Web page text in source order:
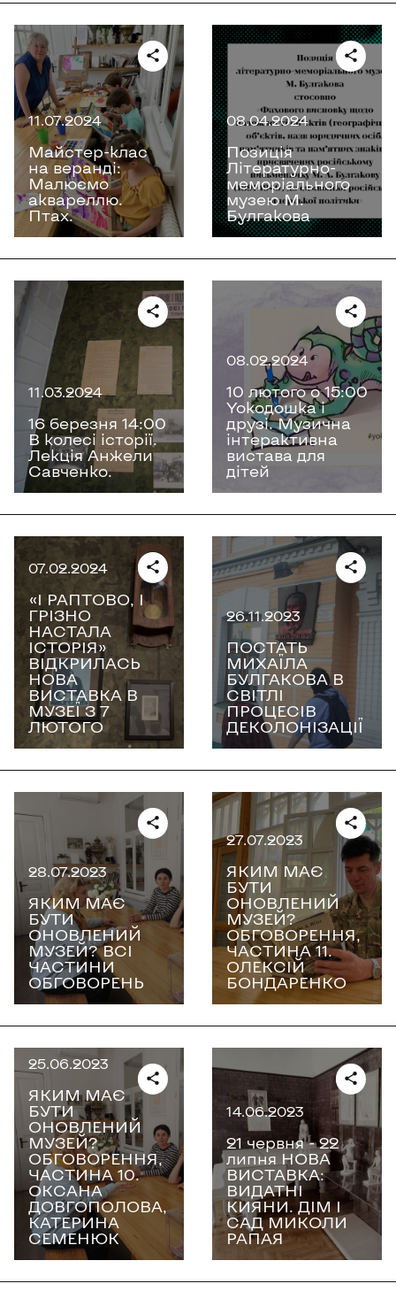
11.07.2024
Майстер-клас
на веранді:
Малюємо
аквареллю.
Птах.
08.04.2024
Позиція
Літературно-
меморіального
музею М.
Булгакова
11.03.2024
16 березня 14:00
В колесі історії.
Лекція Анжели
Савченко.
08.02.2024
10 лютого о 15:00
Yokoдошка і
друзі. Музична
інтерактивна
вистава для
дітей
07.02.2024
«І РАПТОВО, І
ГРІЗНО
НАСТАЛА
ІСТОРІЯ»
ВІДКРИЛАСЬ
НОВА
ВИСТАВКА В
МУЗЕЇ З 7
ЛЮТОГО
26.11.2023
ПОСТАТЬ
МИХАЇЛА
БУЛГАКОВА В
СВІТЛІ
ПРОЦЕСІВ
ДЕКОЛОНІЗАЦІЇ
28.07.2023
ЯКИМ МАЄ
БУТИ
ОНОВЛЕНИЙ
МУЗЕЙ? ВСІ
ЧАСТИНИ
ОБГОВОРЕНЬ
27.07.2023
ЯКИМ МАЄ
БУТИ
ОНОВЛЕНИЙ
МУЗЕЙ?
ОБГОВОРЕННЯ,
ЧАСТИНА 11.
ОЛЕКСІЙ
БОНДАРЕНКО
25.06.2023
ЯКИМ МАЄ
БУТИ
ОНОВЛЕНИЙ
МУЗЕЙ?
ОБГОВОРЕННЯ,
ЧАСТИНА 10.
ОКСАНА
ДОВГОПОЛОВА,
КАТЕРИНА
СЕМЕНЮК
14.06.2023
21 червня - 22
липня НОВА
ВИСТАВКА:
ВИДАТНІ
КИЯНИ. ДІМ І
САД МИКОЛИ
РАПАЯ